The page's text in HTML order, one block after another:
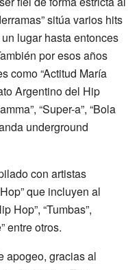
sitúa varios hits
lugar hasta entonces
por esos años
como “Actitud María
Argentino del Hip
“Super-a”, “Bola
underground
con artistas
que incluyen al
Hop”, “Tumbas”,
entre otros.
apogeo, gracias al